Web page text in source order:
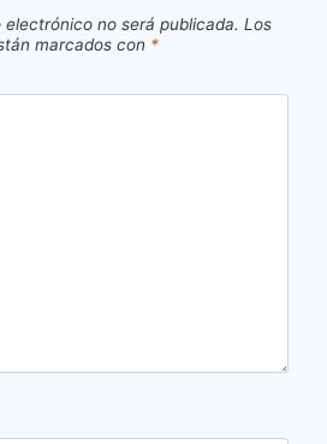
no será publicada. Los
marcados con *